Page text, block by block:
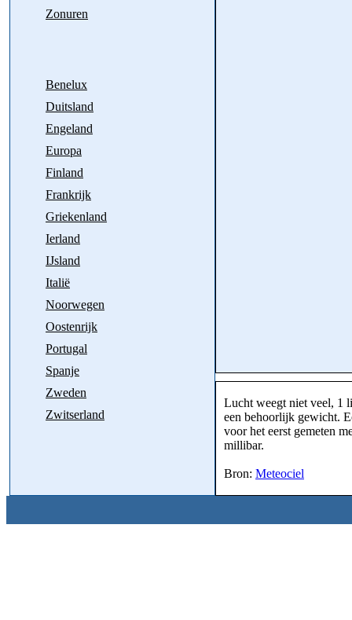
Zonuren
Benelux
Duitsland
Engeland
Europa
Finland
Frankrijk
Griekenland
Ierland
IJsland
Italië
Noorwegen
Oostenrijk
Portugal
Spanje
Zweden
Zwitserland
Lucht weegt niet veel, 1
een behoorlijk gewicht.
voor het eerst gemeten
millibar.
Bron: Meteociel